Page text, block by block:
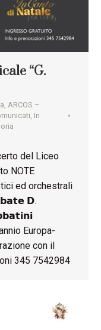
“G.
, ARCOS –
, In
del Liceo
NOTE
ed orchestrali
𝗗.
Europa-
con il
345 7542984